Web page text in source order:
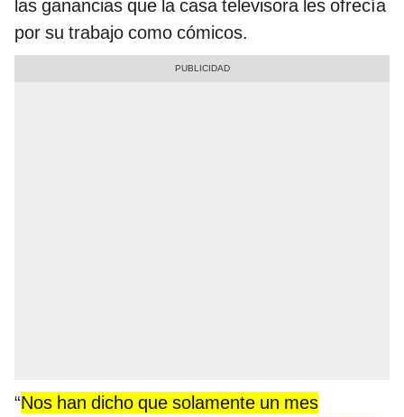
las ganancias que la casa televisora les ofrecía
por su trabajo como cómicos.
“Nos han dicho que solamente un mes